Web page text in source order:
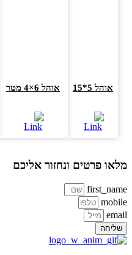
אוהל 5*15 אוהל 6×4 מטר
פרטים ונחזור אליכם
שליחה